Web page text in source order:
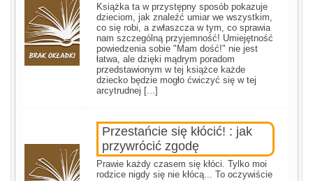
Książka ta w przystępny sposób pokazuje
dzieciom, jak znaleźć umiar we wszystkim,
co się robi, a zwłaszcza w tym, co sprawia
nam szczególną przyjemność! Umiejętność
powiedzenia sobie "Mam dość!" nie jest
łatwa, ale dzięki mądrym poradom
przedstawionym w tej książce każde
dziecko będzie mogło ćwiczyć się w tej
arcytrudnej [...]
Przestańcie się kłócić! : jak
przywrócić zgodę
Prawie każdy czasem się kłóci. Tylko moi
rodzice nigdy się nie kłócą... To oczywiście